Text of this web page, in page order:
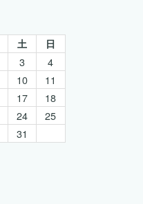
土 日
3
4
10
11
17
18
24
25
31